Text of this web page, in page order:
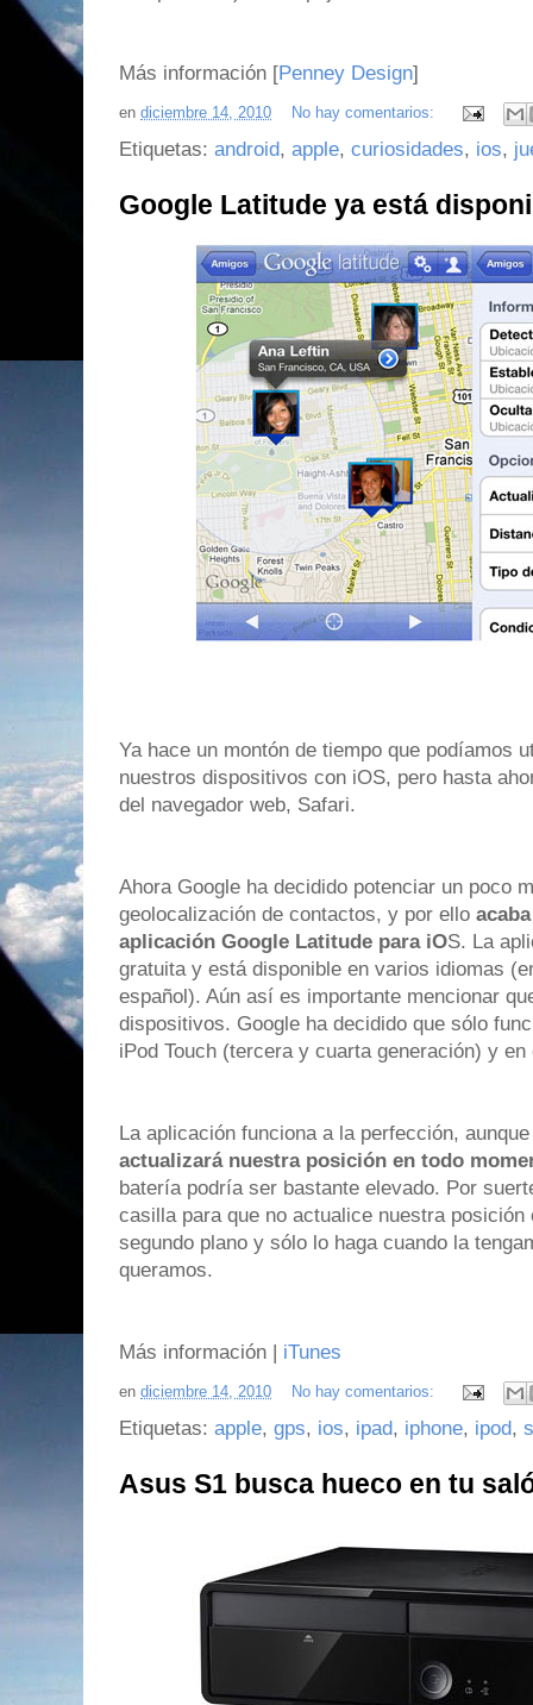
Más información [Penney Design]
en diciembre 14, 2010 No hay comentarios:
Etiquetas: android, apple, curiosidades, ios,
Google Latitude ya está
Ya hace un montón de tiempo que podíamos
nuestros dispositivos con iOS, pero hasta
del navegador web, Safari.
Ahora Google ha decidido potenciar un poco
geolocalización de contactos, y por ello
aplicación Google Latitude para iOS. La
gratuita y está disponible en varios idiomas
español). Aún así es importante mencionar
dispositivos. Google ha decidido que sólo
iPod Touch (tercera y cuarta generación) y
La aplicación funciona a la perfección,
actualizará nuestra posición en todo
batería podría ser bastante elevado. Por
casilla para que no actualice nuestra
segundo plano y sólo lo haga cuando la
queramos.
Más información | iTunes
en diciembre 14, 2010 No hay comentarios:
Etiquetas: apple, gps, ios, ipad, iphone, ipod,
Asus S1 busca hueco en tu